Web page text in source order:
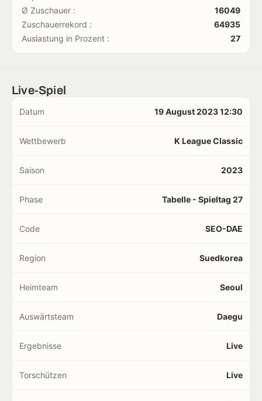
Ø Zuschauer :
16049
Zuschauerrekord :
64935
Auslastung in Prozent :
27
Live-Spiel
Datum 19 August 2023 12:30
Wettbewerb K League Classic
Saison 2023
Phase Tabelle - Spieltag 27
Code SEO-DAE
Region Suedkorea
Heimteam Seoul
Auswärtsteam Daegu
Ergebnisse Live
Torschützen Live